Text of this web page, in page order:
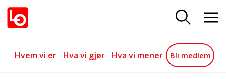
– Vi trenger en boligpolitikk for
Gå til hovedinnhold
Gå til navigasjon
Hvem vi er Hva vi gjør Hva vi mener Bli medlem